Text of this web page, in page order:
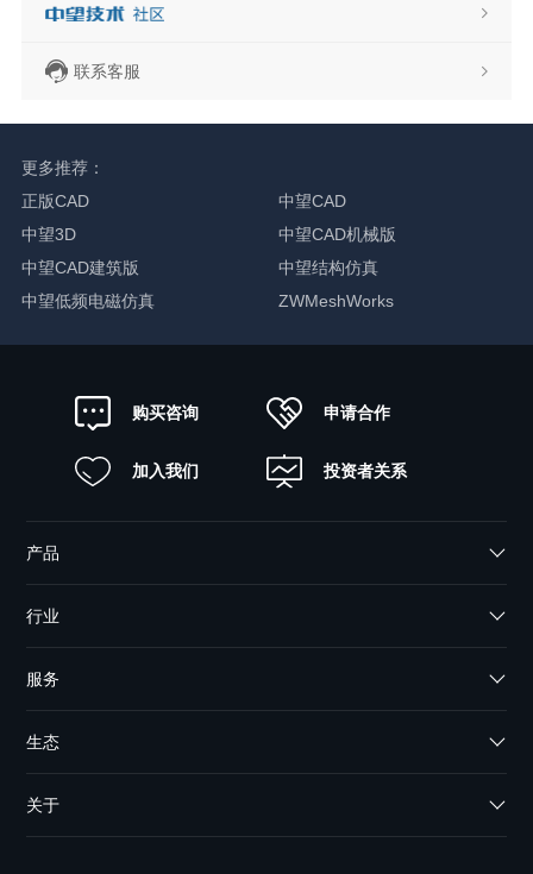
联系客服
更多推荐：
正版CAD
中望CAD
中望3D
中望CAD机械版
中望CAD建筑版
中望结构仿真
中望低频电磁仿真
ZWMeshWorks
购买咨询 申请合作
加入我们 投资者关系
产品
行业
服务
生态
关于